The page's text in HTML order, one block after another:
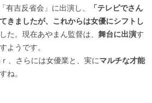
有吉反省会」に出演し、
「テレビでさん
きましたが、これからは女優にシフトし
た。現在あやまん監督は、 舞台に出演す
ようです。
、さらには女優業と、実にマルチな才能
ね。